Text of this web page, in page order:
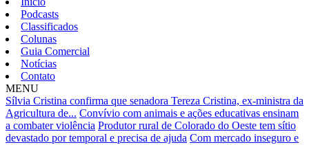
Podcasts
Classificados
Colunas
Guia Comercial
Notícias
Contato
MENU
Sílvia Cristina confirma que senadora Tereza Cristina, ex-ministra da
Agricultura de... Convívio com animais e ações educativas ensinam
a combater violência Produtor rural de Colorado do Oeste tem sítio
devastado por temporal e precisa de ajuda Com mercado inseguro e